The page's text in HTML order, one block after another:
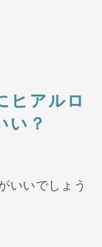
ヒアルロ
い？
いいでしょう